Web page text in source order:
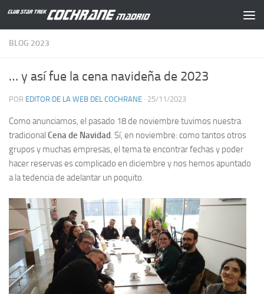
Saltar al contenido
BLOG 2023
… y así fue la cena navideña de 2023
POR EDITOR DE LA WEB DEL COCHRANE · 25/11/2023
Como anunciamos, el pasado 18 de noviembre tuvimos nuestra
tradicional Cena de Navidad. Sí, en noviembre: como tantos otros
grupos y muchas empresas, el tema te encontrar fechas y poder
hacer reservas es complicado en diciembre y nos hemos apuntado
a la tedencia de adelantar un poquito.